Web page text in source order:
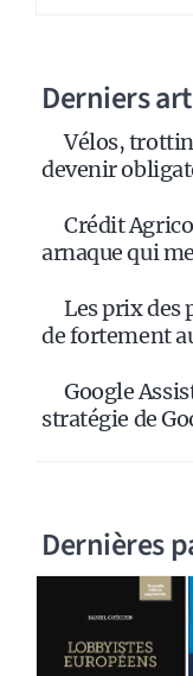
Derniers
Vélos,
devenir
Crédit
arnaque qui
Les prix
de fortement
Google
stratégie de
Dernières